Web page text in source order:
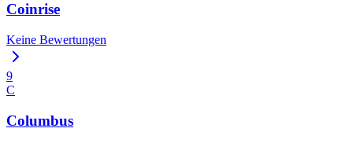
Coinrise
Keine Bewertungen
9
C
Columbus